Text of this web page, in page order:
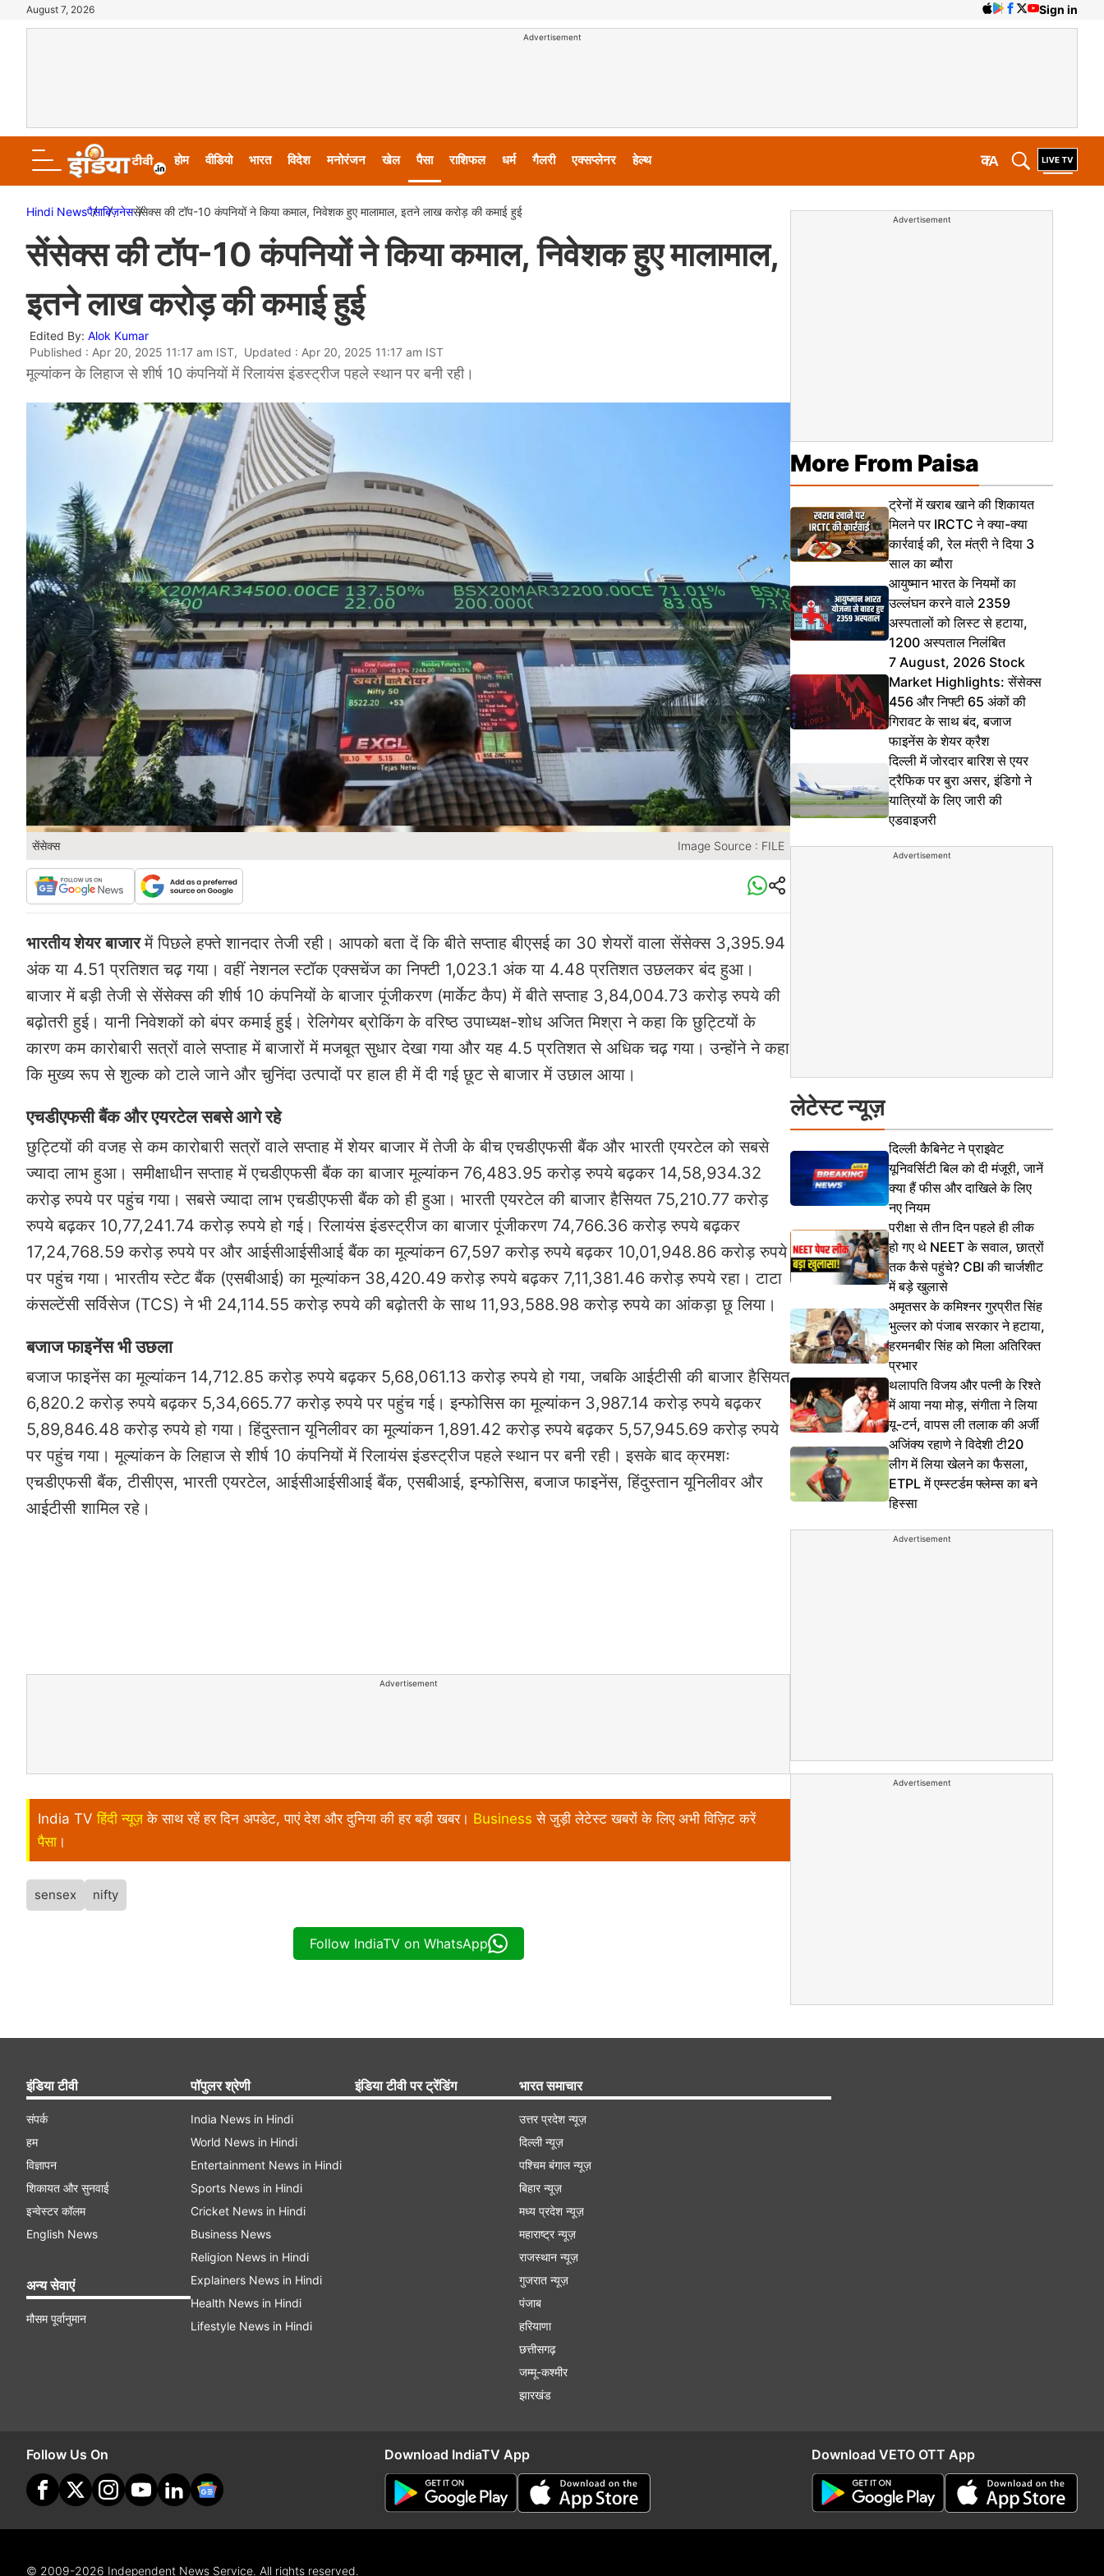
August 7, 2026 Sign in
Advertisement
होम वीडियो भारत विदेश मनोरंजन खेल पैसा राशिफल धर्म गैलरी एक्सप्लेनर हेल्थ A
क
Hindi Newsपैसाबिज़नेससेंसेक्स की टॉप-10 कंपनियों ने किया कमाल, निवेशक हुए मालामाल, इतने लाख करोड़ की कमाई हुई
सेंसेक्स की टॉप-10 कंपनियों ने किया कमाल, निवेशक हुए मालामाल,
इतने लाख करोड़ की कमाई हुई
Edited By: Alok Kumar
Published : Apr 20, 2025 11:17 am IST, Updated : Apr 20, 2025 11:17 am IST
मूल्यांकन के लिहाज से शीर्ष 10 कंपनियों में रिलायंस इंडस्ट्रीज पहले स्थान पर बनी रही।
सेंसेक्स Image Source : FILE
भारतीय शेयर बाजारमें पिछले हफ्ते शानदार तेजी रही। आपको बता दें कि बीते सप्ताह बीएसई का 30 शेयरों वाला सेंसेक्स 3,395.94
अंक या 4.51 प्रतिशत चढ़ गया। वहीं नेशनल स्टॉक एक्सचेंज का निफ्टी 1,023.1 अंक या 4.48 प्रतिशत उछलकर बंद हुआ।
बाजार में बड़ी तेजी से सेंसेक्स की शीर्ष 10 कंपनियों के बाजार पूंजीकरण (मार्केट कैप) में बीते सप्ताह 3,84,004.73 करोड़ रुपये की
बढ़ोतरी हुई। यानी निवेशकों को बंपर कमाई हुई। रेलिगेयर ब्रोकिंग के वरिष्ठ उपाध्यक्ष-शोध अजित मिश्रा ने कहा कि छुट्टियों के
कारण कम कारोबारी सत्रों वाले सप्ताह में बाजारों में मजबूत सुधार देखा गया और यह 4.5 प्रतिशत से अधिक चढ़ गया। उन्होंने ने कहा
कि मुख्य रूप से शुल्क को टाले जाने और चुनिंदा उत्पादों पर हाल ही में दी गई छूट से बाजार में उछाल आया।
एचडीएफसी बैंक और एयरटेल सबसे आगे रहे
छुट्टियों की वजह से कम कारोबारी सत्रों वाले सप्ताह में शेयर बाजार में तेजी के बीच एचडीएफसी बैंक और भारती एयरटेल को सबसे
ज्यादा लाभ हुआ। समीक्षाधीन सप्ताह में एचडीएफसी बैंक का बाजार मूल्यांकन 76,483.95 करोड़ रुपये बढ़कर 14,58,934.32
करोड़ रुपये पर पहुंच गया। सबसे ज्यादा लाभ एचडीएफसी बैंक को ही हुआ। भारती एयरटेल की बाजार हैसियत 75,210.77 करोड़
रुपये बढ़कर 10,77,241.74 करोड़ रुपये हो गई। रिलायंस इंडस्ट्रीज का बाजार पूंजीकरण 74,766.36 करोड़ रुपये बढ़कर
17,24,768.59 करोड़ रुपये पर और आईसीआईसीआई बैंक का मूल्यांकन 67,597 करोड़ रुपये बढ़कर 10,01,948.86 करोड़ रुपये
पर पहुंच गया। भारतीय स्टेट बैंक (एसबीआई) का मूल्यांकन 38,420.49 करोड़ रुपये बढ़कर 7,11,381.46 करोड़ रुपये रहा। टाटा
कंसल्टेंसी सर्विसेज (TCS) ने भी 24,114.55 करोड़ रुपये की बढ़ोतरी के साथ 11,93,588.98 करोड़ रुपये का आंकड़ा छू लिया।
बजाज फाइनेंस भी उछला
बजाज फाइनेंस का मूल्यांकन 14,712.85 करोड़ रुपये बढ़कर 5,68,061.13 करोड़ रुपये हो गया, जबकि आईटीसी की बाजार हैसियत
6,820.2 करोड़ रुपये बढ़कर 5,34,665.77 करोड़ रुपये पर पहुंच गई। इन्फोसिस का मूल्यांकन 3,987.14 करोड़ रुपये बढ़कर
5,89,846.48 करोड़ रुपये हो गया। हिंदुस्तान यूनिलीवर का मूल्यांकन 1,891.42 करोड़ रुपये बढ़कर 5,57,945.69 करोड़ रुपये
पर पहुंच गया। मूल्यांकन के लिहाज से शीर्ष 10 कंपनियों में रिलायंस इंडस्ट्रीज पहले स्थान पर बनी रही। इसके बाद क्रमशः
एचडीएफसी बैंक, टीसीएस, भारती एयरटेल, आईसीआईसीआई बैंक, एसबीआई, इन्फोसिस, बजाज फाइनेंस, हिंदुस्तान यूनिलीवर और
आईटीसी शामिल रहे।
Advertisement
India TV हिंदी न्यूज़ के साथ रहें हर दिन अपडेट, पाएं देश और दुनिया की हर बड़ी खबर। Business से जुड़ी लेटेस्ट खबरों के लिए अभी विज़िट करें
पैसा ।
sensex nifty
Follow IndiaTV on WhatsApp
Advertisement
More From Paisa
ट्रेनों में खराब खाने की शिकायत
मिलने पर IRCTC ने क्या-क्या
कार्रवाई की, रेल मंत्री ने दिया 3
साल का ब्यौरा
आयुष्मान भारत के नियमों का
उल्लंघन करने वाले 2359
अस्पतालों को लिस्ट से हटाया,
1200 अस्पताल निलंबित
7 August, 2026 Stock
Market Highlights: सेंसेक्स
456 और निफ्टी 65 अंकों की
गिरावट के साथ बंद, बजाज
फाइनेंस के शेयर क्रैश
दिल्ली में जोरदार बारिश से एयर
ट्रैफिक पर बुरा असर, इंडिगो ने
यात्रियों के लिए जारी की
एडवाइजरी
Advertisement
लेटेस्ट न्यूज़
दिल्ली कैबिनेट ने प्राइवेट
यूनिवर्सिटी बिल को दी मंजूरी, जानें
क्या हैं फीस और दाखिले के लिए
नए नियम
परीक्षा से तीन दिन पहले ही लीक
हो गए थे NEET के सवाल, छात्रों
तक कैसे पहुंचे? CBI की चार्जशीट
में बड़े खुलासे
अमृतसर के कमिश्नर गुरप्रीत सिंह
भुल्लर को पंजाब सरकार ने हटाया,
हरमनबीर सिंह को मिला अतिरिक्त
प्रभार
थलापति विजय और पत्नी के रिश्ते
में आया नया मोड़, संगीता ने लिया
यू-टर्न, वापस ली तलाक की अर्जी
अजिंक्य रहाणे ने विदेशी टी20
लीग में लिया खेलने का फैसला,
ETPL में एम्स्टर्डम फ्लेम्स का बने
हिस्सा
Advertisement
Advertisement
इंडिया टीवी
संपर्क
हम
विज्ञापन
शिकायत और सुनवाई
इन्वेस्टर कॉलम
English News
अन्य सेवाएं
मौसम पूर्वानुमान
पॉपुलर श्रेणी
India News in Hindi
World News in Hindi
Entertainment News in Hindi
Sports News in Hindi
Cricket News in Hindi
Business News
Religion News in Hindi
Explainers News in Hindi
Health News in Hindi
Lifestyle News in Hindi
इंडिया टीवी पर ट्रेंडिंग भारत समाचार
उत्तर प्रदेश न्यूज़
दिल्ली न्यूज़
पश्चिम बंगाल न्यूज़
बिहार न्यूज़
मध्य प्रदेश न्यूज़
महाराष्ट्र न्यूज़
राजस्थान न्यूज़
गुजरात न्यूज़
पंजाब
हरियाणा
छत्तीसगढ़
जम्मू-कश्मीर
झारखंड
Follow Us On Download IndiaTV App Download VETO OTT App
© 2009-2026 Independent News Service. All rights reserved.